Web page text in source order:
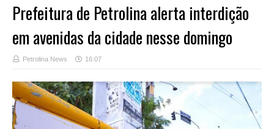
Prefeitura de Petrolina alerta interdição
em avenidas da cidade nesse domingo
Petrolina News 16:07